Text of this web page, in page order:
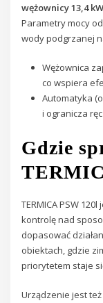
wężownicy 13,4 kW
Parametry mocy
wody podgrzanej
Wężownica
co wspiera
Automatyka
i ogranicza
Gdzie
TERMICA PSW
kontrolę nad
dopasować
obiektach, gdzie
priorytetem staje
Urządzenie jest